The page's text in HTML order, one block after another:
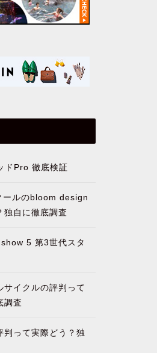
ドPro 徹底検証
ールのbloom design
独自に徹底調査
5 第3世代スタ
サイクルの評判って
調査
判って実際どう？独